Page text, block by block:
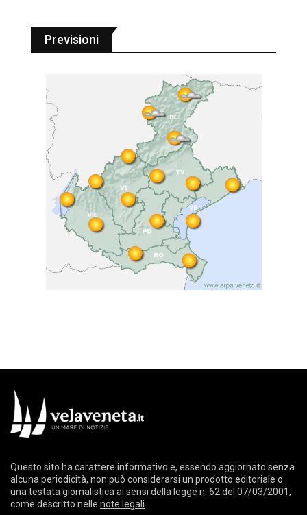
Previsioni
Questo sito ha carattere informativo e, essendo aggiornato senza
alcuna periodicità, non può considerarsi un prodotto editoriale o
una testata giornalistica ai sensi della legge n. 62 del 07/03/2001,
come descritto nelle note legali